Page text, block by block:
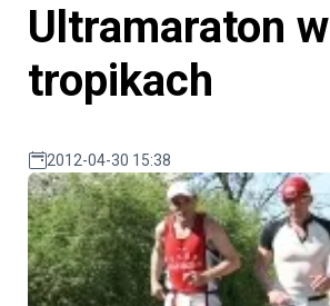
Ultramaraton w
tropikach
2012-04-30 15:38